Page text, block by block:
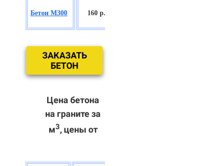
Бетон М300 160 р.
ЗАКАЗАТЬ
БЕТОН
Цена бетона
на граните за
м3, цены от